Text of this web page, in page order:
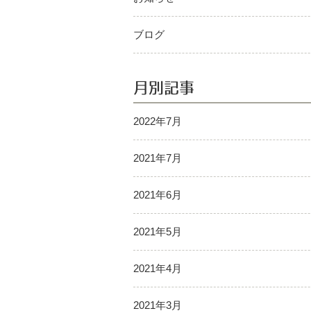
ブログ
月別記事
2022年7月
2021年7月
2021年6月
2021年5月
2021年4月
2021年3月